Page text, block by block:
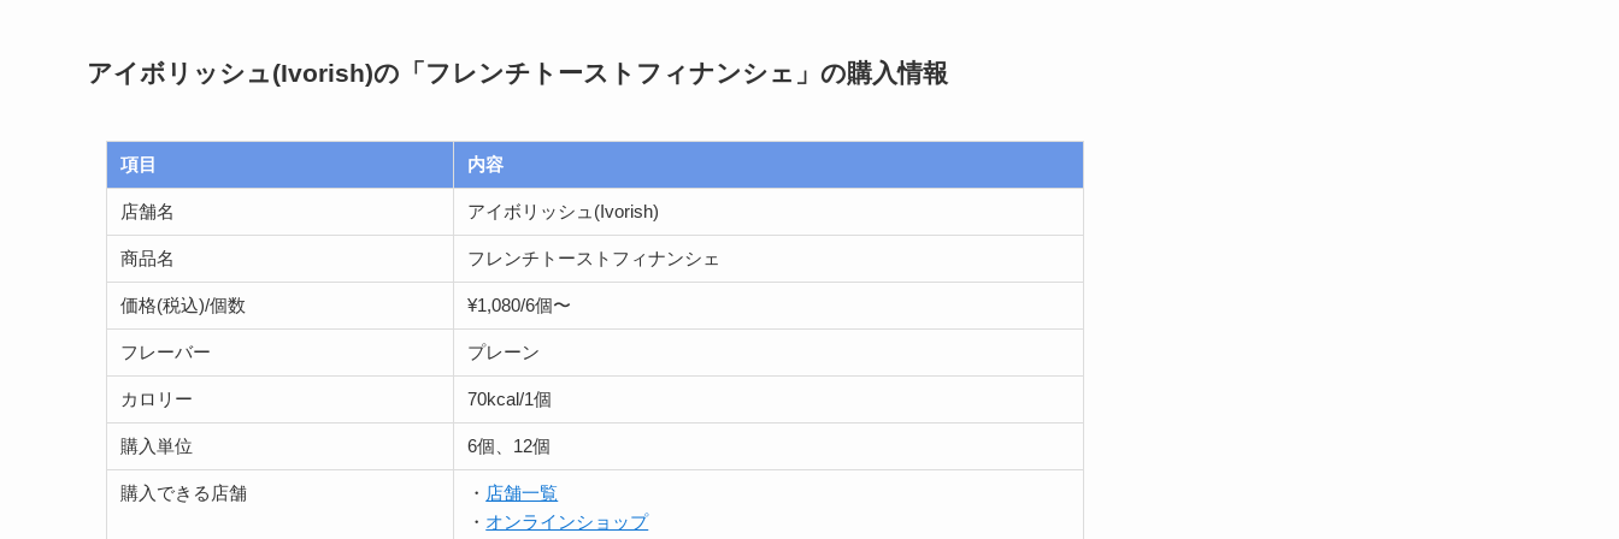
アイボリッシュ(Ivorish)の「フレンチトーストフィナンシェ」 の購入情報
項目 内容
店舗名 アイボリッシュ(Ivorish)
商品名 フレンチトーストフィナンシェ
価格(税込)/個数 ¥1,080/6個〜
フレーバー プレーン
カロリー 70kcal/1個
購入単位 6個、12個
購入できる店舗 ・ 店舗一覧
・ オンラインショップ